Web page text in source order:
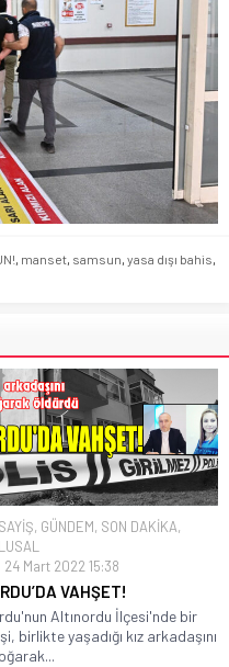
, manset, samsun, yasa dışı bahis,
, GÜNDEM, SON DAKİKA,
24 Mart 2022 15:38
VAHŞET!
Altınordu İlçesi'nde bir
birlikte yaşadığı kız arkadaşını